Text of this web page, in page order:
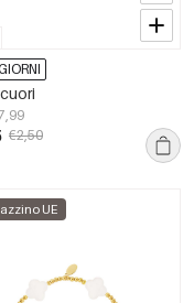
€2,50
UE